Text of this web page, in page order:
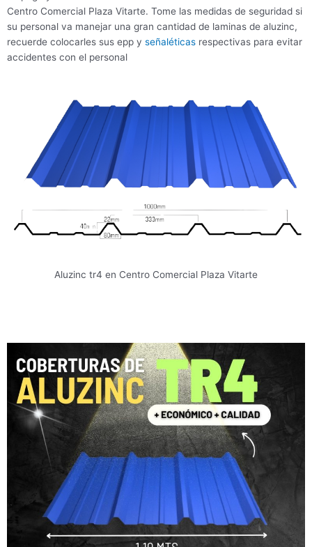
Centro Comercial Plaza Vitarte. Tome las medidas de seguridad si
su personal va manejar una gran cantidad de laminas de aluzinc,
recuerde colocarles sus epp y señaléticas respectivas para evitar
accidentes con el personal
Aluzinc tr4 en Centro Comercial Plaza Vitarte